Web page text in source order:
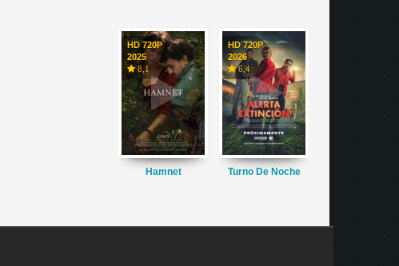
HD 720P
2025
8,1
Hamnet
HD 720P
2026
6,4
Turno De Noche